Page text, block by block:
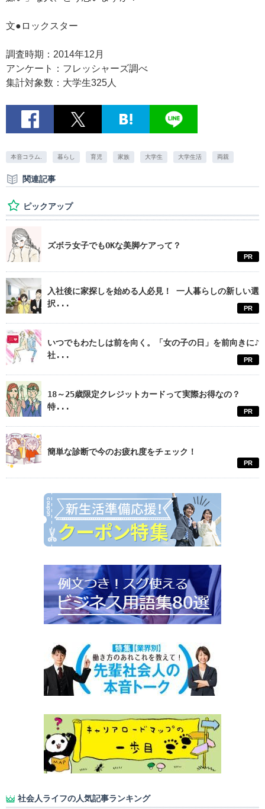
文●ロックスター
調査時期：2014年12月
アンケート：フレッシャーズ調べ
集計対象数：大学生325人
本音コラム. 暮らし 育児 家族 大学生 大学生活 両親
関連記事
ピックアップ
ズボラ女子でもOKな美脚ケアって？
PR
入社後に家探しを始める人必見！ 一人暮らしの新しい選
択...
PR
いつでもわたしは前を向く。「女の子の日」を前向きに♪
社...
PR
18～25歳限定クレジットカードって実際お得なの？
特...
PR
簡単な診断で今のお疲れ度をチェック！
PR
社会人ライフの人気記事ランキング